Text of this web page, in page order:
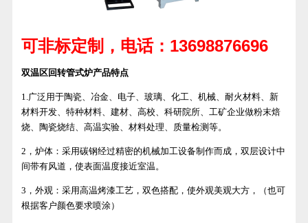
可非标定制，电话： 13698876696
双温区回转管式炉产品特点
1.广泛用于陶瓷、冶金、电子、玻璃、化工、机械、耐火材料、新
材料开发、特种材料、建材、高校、科研院所、工矿企业做粉末焙
烧、陶瓷烧结、高温实验、材料处理、质量检测等。
2，炉体：采用碳钢经过精密的机械加工设备制作而成，双层设计中
间带有风道，使表面温度接近室温。
3，外观：采用高温烤漆工艺，双色搭配，使外观美观大方，（也可
根据客户颜色要求喷涂）